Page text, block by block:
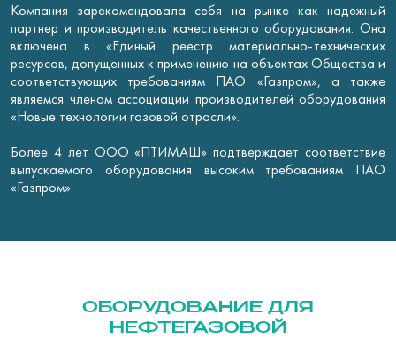
Компания зарекомендовала себя на рынке как надежный
партнер и производитель качественного оборудования. Она
включена в «Единый реестр материально-технических
ресурсов, допущенных к применению на объектах Общества и
соответствующих требованиям ПАО «Газпром», а также
являемся членом ассоциации производителей оборудования
«Новые технологии газовой отрасли».
Более 4 лет ООО «ПТИМАШ» подтверждает соответствие
выпускаемого оборудования высоким требованиям ПАО
«Газпром».
ОБОРУДОВАНИЕ ДЛЯ
НЕФТЕГАЗОВОЙ